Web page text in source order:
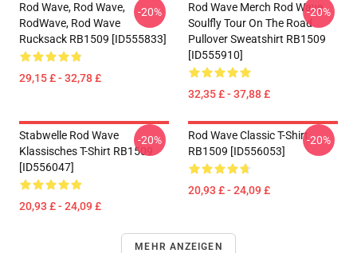
Rod Wave, Rod Wave,
RodWave, Rod Wave
Rucksack RB1509 [ID555833]
29,15 £ - 32,78 £
-20%
Rod Wave Merch Rod Wave
Soulfly Tour On The Road
Pullover Sweatshirt RB1509
[ID555910]
32,35 £ - 37,88 £
-20%
Stabwelle Rod Wave
Klassisches T-Shirt RB1509
[ID556047]
20,93 £ - 24,09 £
-20%
Rod Wave Classic T-Shirt
RB1509 [ID556053]
20,93 £ - 24,09 £
-20%
MEHR ANZEIGEN